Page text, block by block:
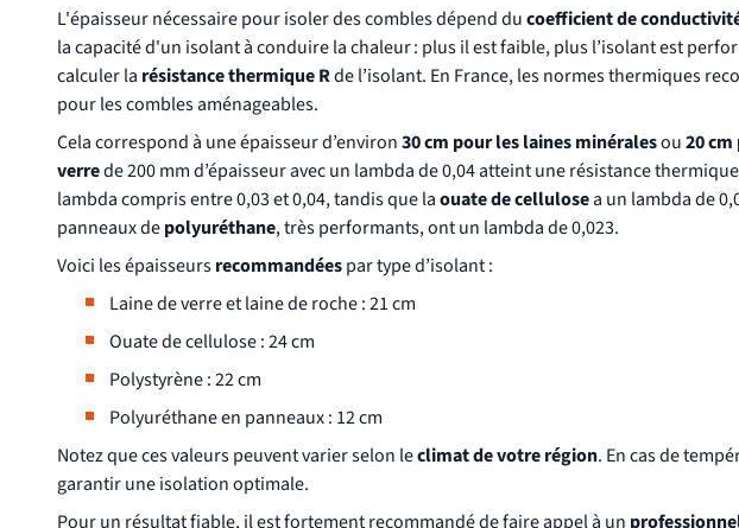
L'épaisseur nécessaire pour isoler des combles dépend ducoefficient de
la capacité d'un isolant à conduire la chaleur : plus il est faible, plus l’isolant est
calculer la résistance thermique Rde l’isolant. En France, les normes thermiques
pour les combles aménageables.
Cela correspond à une épaisseur d’environ30 cm pour les laines minéralesou20
verrede 200 mm d’épaisseur avec un lambda de 0,04 atteint une résistance
lambda compris entre 0,03 et 0,04, tandis que laouate de cellulosea un lambda de
panneaux depolyuréthane, très performants, ont un lambda de 0,023.
Voici les épaisseursrecommandéespar type d’isolant :
Laine de verre et laine de roche : 21 cm
Ouate de cellulose : 24 cm
Polystyrène : 22 cm
Polyuréthane en panneaux : 12 cm
Notez que ces valeurs peuvent varier selon leclimat de votre région. En cas de
garantir une isolation optimale.
Pour un résultat fiable, il est fortement recommandé de faire appel à un